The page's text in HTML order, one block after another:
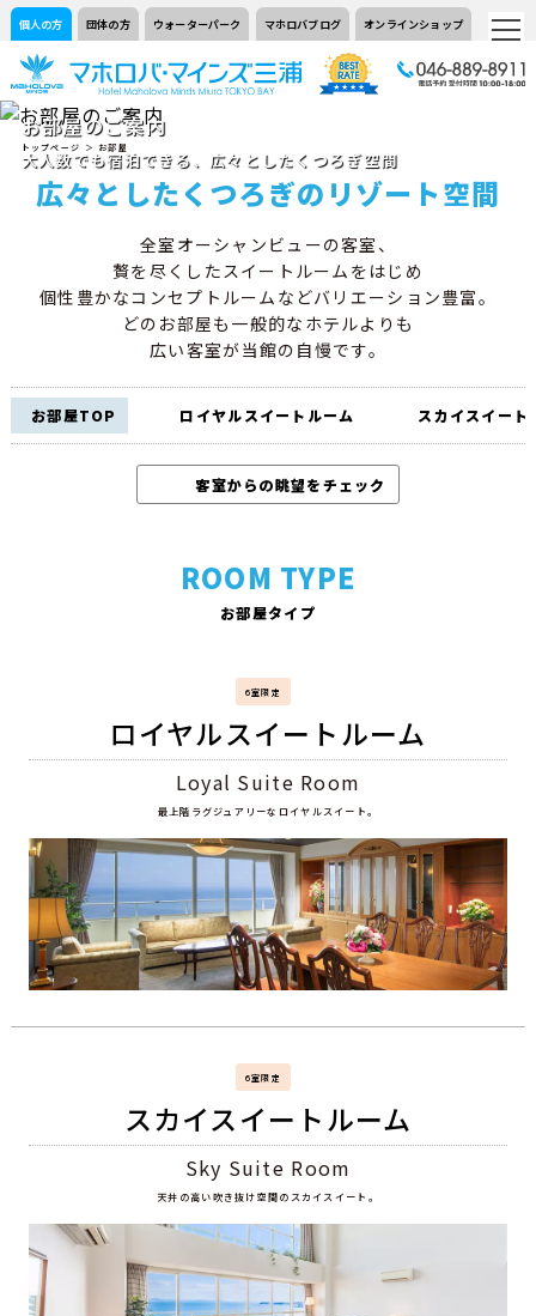
個人の方 団体の方 ウォーターパーク マホロバブログ オンラインショップ
お部屋のご案内
大人数でも宿泊できる、広々としたくつろぎ空間
トップページ ＞ お部屋
広々としたくつろぎのリゾート空間
全室オーシャンビューの客室、
贅を尽くしたスイートルームをはじめ
個性豊かなコンセプトルームなどバリエーション豊富。
どのお部屋も一般的なホテルよりも
広い客室が当館の自慢です。
お部屋TOP ロイヤルスイートルーム スカイスイート
客室からの眺望をチェック
ROOM TYPE
お部屋タイプ
6室限定
ロイヤルスイートルーム
Loyal Suite Room
最上階ラグジュアリーなロイヤルスイート。
6室限定
スカイスイートルーム
Sky Suite Room
天井の高い吹き抜け空間のスカイスイート。